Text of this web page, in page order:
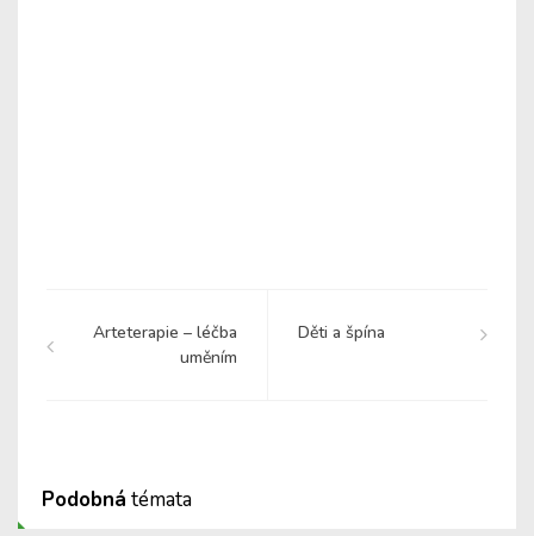
Arteterapie – léčba
uměním
Děti a špína
Podobná témata